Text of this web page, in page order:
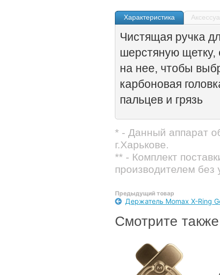
Характеристика
Чистящая ручка
шерстяную
на нее, чтобы
карбоновая
пальцев и грязь
* - Данный аппарат
г.Харькове.
** - Комплект
производителем без
Предыдущий товар
Держатель Momax X-Ring
Смотрите также